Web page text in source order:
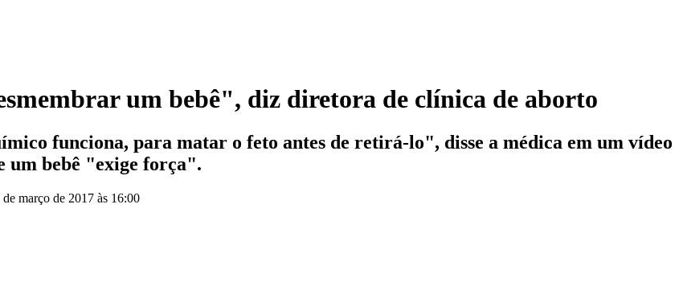
um bebê", diz diretora de clínica de aborto
funciona, para matar o feto antes de retirá-lo", disse a médica em um vídeo
um bebê "exige força".
março de 2017 às 16:00